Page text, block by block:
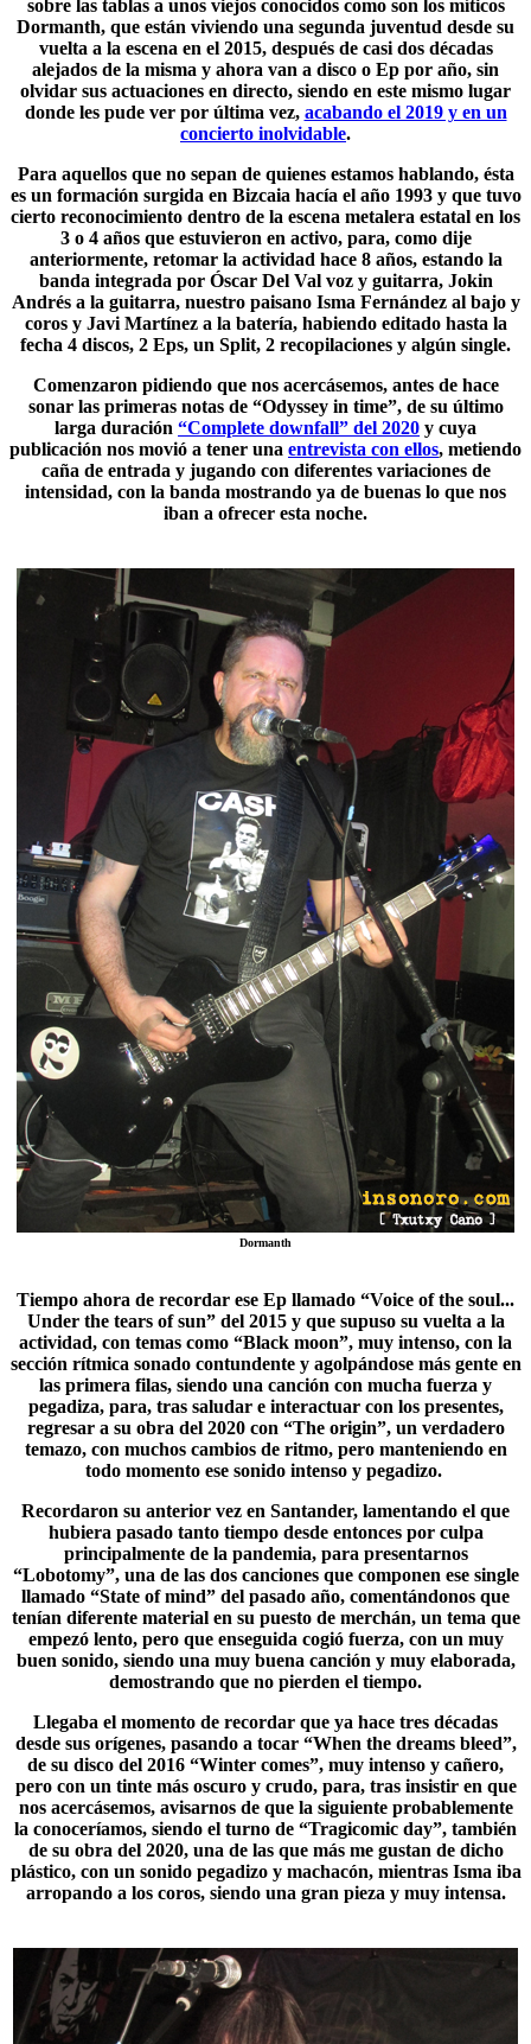
sobre las tablas a unos viejos conocidos como son los míticos
Dormanth, que están viviendo una segunda juventud desde su
vuelta a la escena en el 2015, después de casi dos décadas
alejados de la misma y ahora van a disco o Ep por año, sin
olvidar sus actuaciones en directo, siendo en este mismo lugar
donde les pude ver por última vez, acabando el 2019 y en un
concierto inolvidable.
Para aquellos que no sepan de quienes estamos hablando, ésta
es un formación surgida en Bizcaia hacía el año 1993 y que tuvo
cierto reconocimiento dentro de la escena metalera estatal en los
3 o 4 años que estuvieron en activo, para, como dije
anteriormente, retomar la actividad hace 8 años, estando la
banda integrada por Óscar Del Val voz y guitarra, Jokin
Andrésa la guitarra, nuestro paisano Isma Fernández al bajo y
coros y Javi Martínez a la batería, habiendo editado hasta la
fecha 4 discos, 2 Eps, un Split, 2 recopilaciones y algún single.
Comenzaron pidiendo que nos acercásemos, antes de hace
sonar las primeras notas de “Odyssey in time”, de su último
larga duración “Complete downfall” del 2020 y cuya
publicación nos movió a tener una entrevista con ellos, metiendo
caña de entrada y jugando con diferentes variaciones de
intensidad, con la banda mostrando ya de buenas lo que nos
iban a ofrecer esta noche.
Dormanth
Tiempo ahora de recordar ese Ep llamado “Voice of the soul...
Under the tears of sun” del 2015 y que supuso su vuelta a la
actividad, con temas como “Black moon”, muy intenso, con la
sección rítmica sonado contundente y agolpándose más gente en
las primera filas, siendo una canción con mucha fuerza y
pegadiza, para, tras saludar e interactuar con los presentes,
regresar a su obra del 2020 con “The origin”, un verdadero
temazo, con muchos cambios de ritmo, pero manteniendo en
todo momento ese sonido intenso y pegadizo.
Recordaron su anterior vez en Santander, lamentando el que
hubiera pasado tanto tiempo desde entonces por culpa
principalmente de la pandemia, para presentarnos
“Lobotomy”, una de las dos canciones que componen ese single
llamado “State of mind” del pasado año, comentándonos que
tenían diferente material en su puesto de merchán, un tema que
empezó lento, pero que enseguida cogió fuerza, con un muy
buen sonido, siendo una muy buena canción y muy elaborada,
demostrando que no pierden el tiempo.
Llegaba el momento de recordar que ya hace tres décadas
desde sus orígenes, pasando a tocar “When the dreams bleed”,
de su disco del 2016 “Winter comes”, muy intenso y cañero,
pero con un tinte más oscuro y crudo, para, tras insistir en que
nos acercásemos, avisarnos de que la siguiente probablemente
la conoceríamos, siendo el turno de “Tragicomic day”, también
de su obra del 2020, una de las que más me gustan de dicho
plástico, con un sonido pegadizo y machacón, mientras Isma iba
arropando a los coros, siendo una gran pieza y muy intensa.